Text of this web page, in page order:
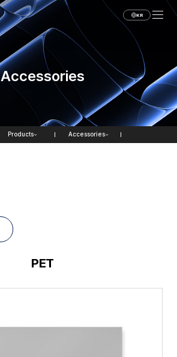
KR
Accessories
Products Accessories
PET